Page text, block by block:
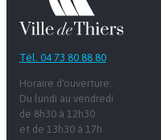
Tél. 04 73 80 88 80
Horaire d'ouverture:
Du lundi au vendredi
de 8h30 à 12h30
et de 13h30 à 17h